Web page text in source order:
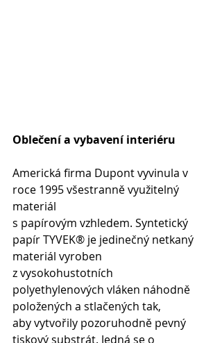
Oblečení a vybavení interiéru
Americká firma Dupont vyvinula v
roce 1995 všestranně využitelný
materiál
s papírovým vzhledem. Syntetický
papírTYVEK® je jedinečný netkaný
materiál vyroben
z vysokohustotních
polyethylenových vláken náhodně
položených a stlačených tak,
aby vytvořily pozoruhodně pevný
tiskový substrát. Jedná se o